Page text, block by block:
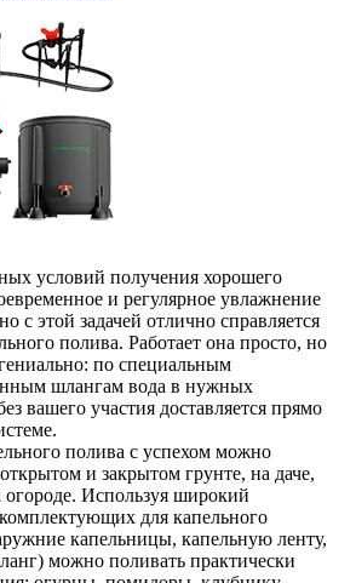
условий получения хорошего
и регулярное увлажнение
с этой задачей отлично справляется
полива. Работает она просто, но
по специальным
шлангам вода в нужных
вашего участия доставляется прямо
полива с успехом можно
и закрытом грунте, на даче,
огороде. Используя широкий
для капельного
капельницы, капельную ленту,
можно поливать практически